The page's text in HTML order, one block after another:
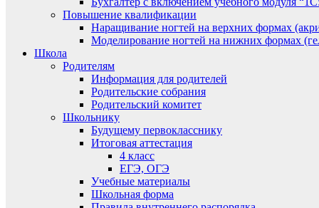
Повышение квалификации
Наращивание ногтей на верхних формах
Моделирование ногтей на нижних формах
Школа
Родителям
Информация для родителей
Родительские собрания
Родительский комитет
Школьнику
Будущему первокласснику
Итоговая аттестация
4 класс
ЕГЭ, ОГЭ
Учебные материалы
Школьная форма